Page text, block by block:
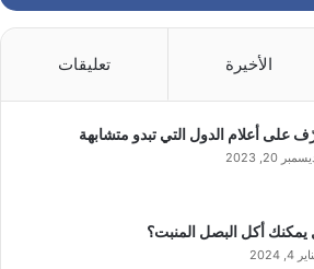
الأخيرة تعليقات
على أعلام الدول التي تبدو متشابهة
20, 2023
أكل البصل المنبت؟
4, 2024